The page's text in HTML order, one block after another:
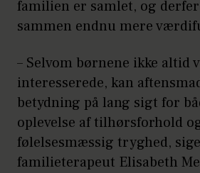
familien er samlet, og
sammen endnu mere
– Selvom børnene ikke altid
interesserede, kan
betydning på lang sigt for
oplevelse af tilhørsforhold
følelsesmæssig tryghed,
familieterapeut Elisabeth